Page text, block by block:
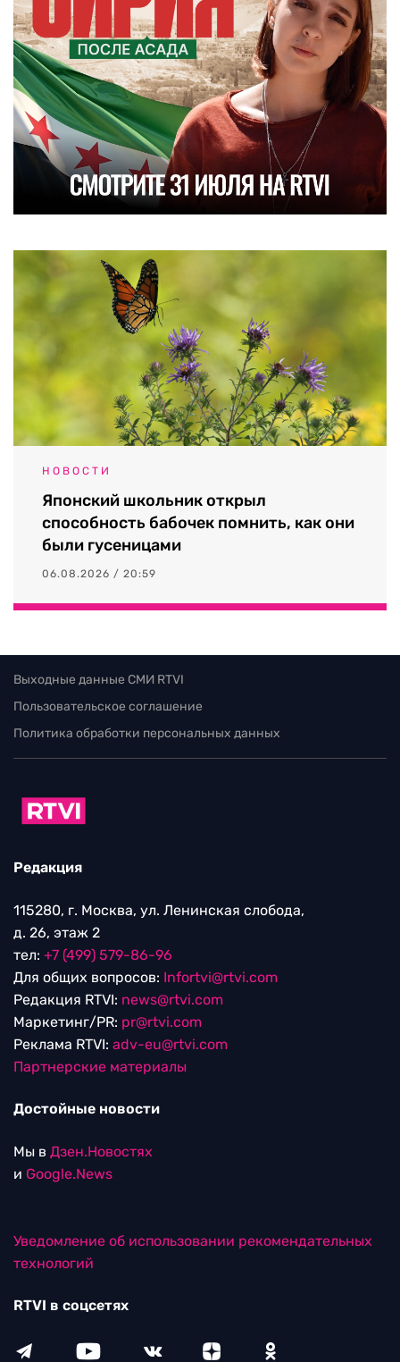
НОВОСТИ
Японский школьник открыл
способность бабочек помнить, как они
были гусеницами
06.08.2026 / 20:59
Выходные данные СМИ RTVI
Пользовательское соглашение
Политика обработки персональных данных
Редакция
115280, г. Москва, ул. Ленинская слобода,
д. 26, этаж 2
тел: +7 (499) 579-86-96
Для общих вопросов: Infortvi@rtvi.com
Редакция RTVI: news@rtvi.com
Маркетинг/PR: pr@rtvi.com
Реклама RTVI: adv-eu@rtvi.com
Партнерские материалы
Достойные новости
Мы в Дзен.Новостях
и Google.News
Уведомление об использовании рекомендательных
технологий
RTVI в соцсетях